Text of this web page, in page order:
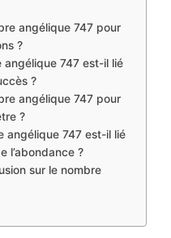
angélique 747 pour
?
angélique 747 est-il lié
?
angélique 747 pour
?
angélique 747 est-il lié
l’abondance ?
sur le nombre